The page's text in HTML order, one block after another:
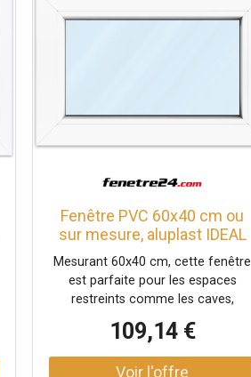
Fenêtre PVC 60x40 cm ou
sur mesure, aluplast IDEAL
4000, blanc, 600 x 400 mm, 1
vantail, double vitrage
Mesurant 60x40 cm, cette fenêtre
est parfaite pour les espaces
restreints comme les caves,
naturelle. Ce modèle à vantail fixe
assure une isolation thermique
109,14 €